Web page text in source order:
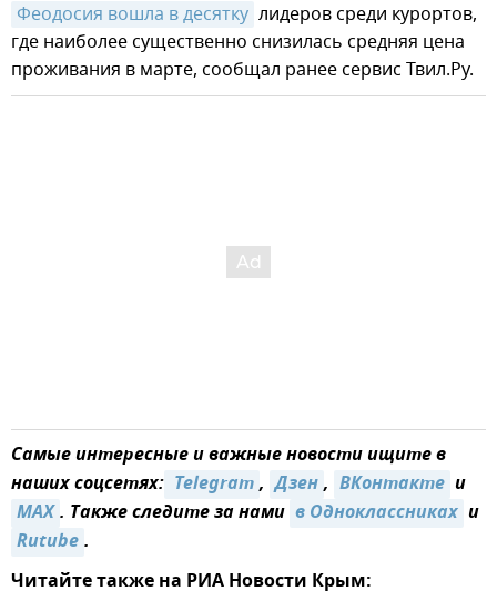
Феодосия вошла в десятку лидеров среди курортов,
где наиболее существенно снизилась средняя цена
проживания в марте, сообщал ранее сервис Твил.Ру.
Самые интересные и важные новости ищите в
наших соцсетях: Telegram, Дзен, ВКонтакте и
MAX. Также следите за нами в Одноклассниках и
Rutube.
Читайте также на РИА Новости Крым: